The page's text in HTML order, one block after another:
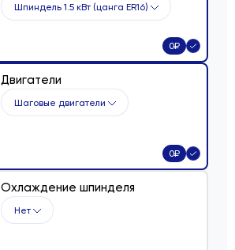
Шпиндель 1.5 кВт (цанга ER16)
0₽
Двигатели
Шаговые двигатели
0₽
Охлаждение шпинделя
Нет